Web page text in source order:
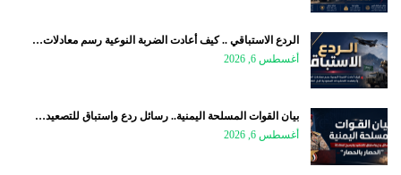
الردع الاستباقي .. كيف أعادت الضربة النوعية رسم معادلات…
أغسطس 6, 2026
بيان القوات المسلحة اليمنية.. رسائل ردع واستباق للتصعيد…
أغسطس 6, 2026